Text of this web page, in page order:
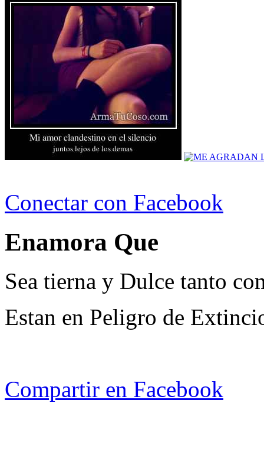
Conectar con Facebook
Enamora Que
Sea tierna y Dulce tanto
Estan en Peligro de
Compartir en Facebook